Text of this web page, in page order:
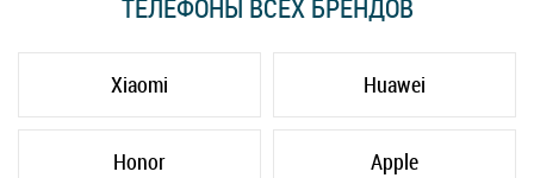
ТЕЛЕФОНЫ ВСЕХ БРЕНДОВ
Xiaomi Huawei
Honor Apple